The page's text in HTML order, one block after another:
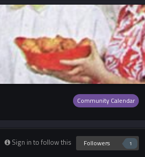
Community Calendar
Sign in to follow this Followers 1